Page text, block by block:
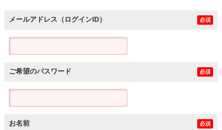
メールアドレス（ログインID） 必須
ご希望のパスワード 必須
お名前 必須